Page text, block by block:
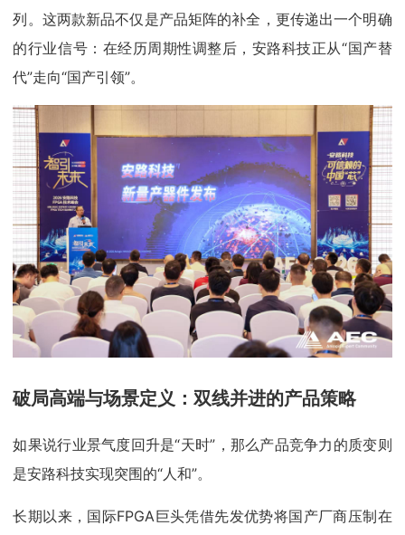
列。这两款新品不仅是产品矩阵的补全，更传递出一个明确
的行业信号：在经历周期性调整后，安路科技正从“国产替
代”走向“国产引领”。
破局高端与场景定义：双线并进的产品策略
如果说行业景气度回升是“天时”，那么产品竞争力的质变则
是安路科技实现突围的“人和”。
长期以来，国际FPGA巨头凭借先发优势将国产厂商压制在